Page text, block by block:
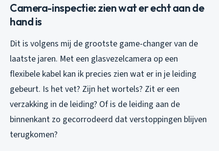
Camera-inspectie: zien wat er echt aan de
hand is
Dit is volgens mij de grootste game-changer van de
laatste jaren. Met een glasvezelcamera op een
flexibele kabel kan ik precies zien wat er in je leiding
gebeurt. Is het vet? Zijn het wortels? Zit er een
verzakking in de leiding? Of is de leiding aan de
binnenkant zo gecorrodeerd dat verstoppingen blijven
terugkomen?